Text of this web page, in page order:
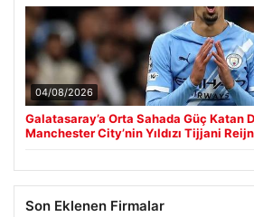
04/08/2026
Galatasaray’a Orta Sahada Güç Katan
Manchester City’nin Yıldızı Tijjani
Son Eklenen Firmalar